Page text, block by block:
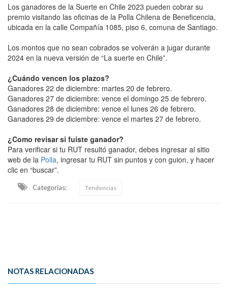
Los ganadores de la Suerte en Chile 2023 pueden cobrar su
premio visitando las oficinas de la Polla Chilena de Beneficencia,
ubicada en la calle Compañía 1085, piso 6, comuna de Santiago.
Los montos que no sean cobrados se volverán a jugar durante
2024 en la nueva versión de “La suerte en Chile”.
¿Cuándo vencen los plazos?
Ganadores 22 de diciembre: martes 20 de febrero.
Ganadores 27 de diciembre: vence el domingo 25 de febrero.
Ganadores 28 de diciembre: vence el lunes 26 de febrero.
Ganadores 29 de diciembre: vence el martes 27 de febrero.
¿Como revisar si fuiste ganador?
Para verificar si tu RUT resultó ganador, debes ingresar al sitio
web de la Polla, ingresar tu RUT sin puntos y con guion, y hacer
clic en “buscar”.
Categorias: Tendencias
NOTAS RELACIONADAS